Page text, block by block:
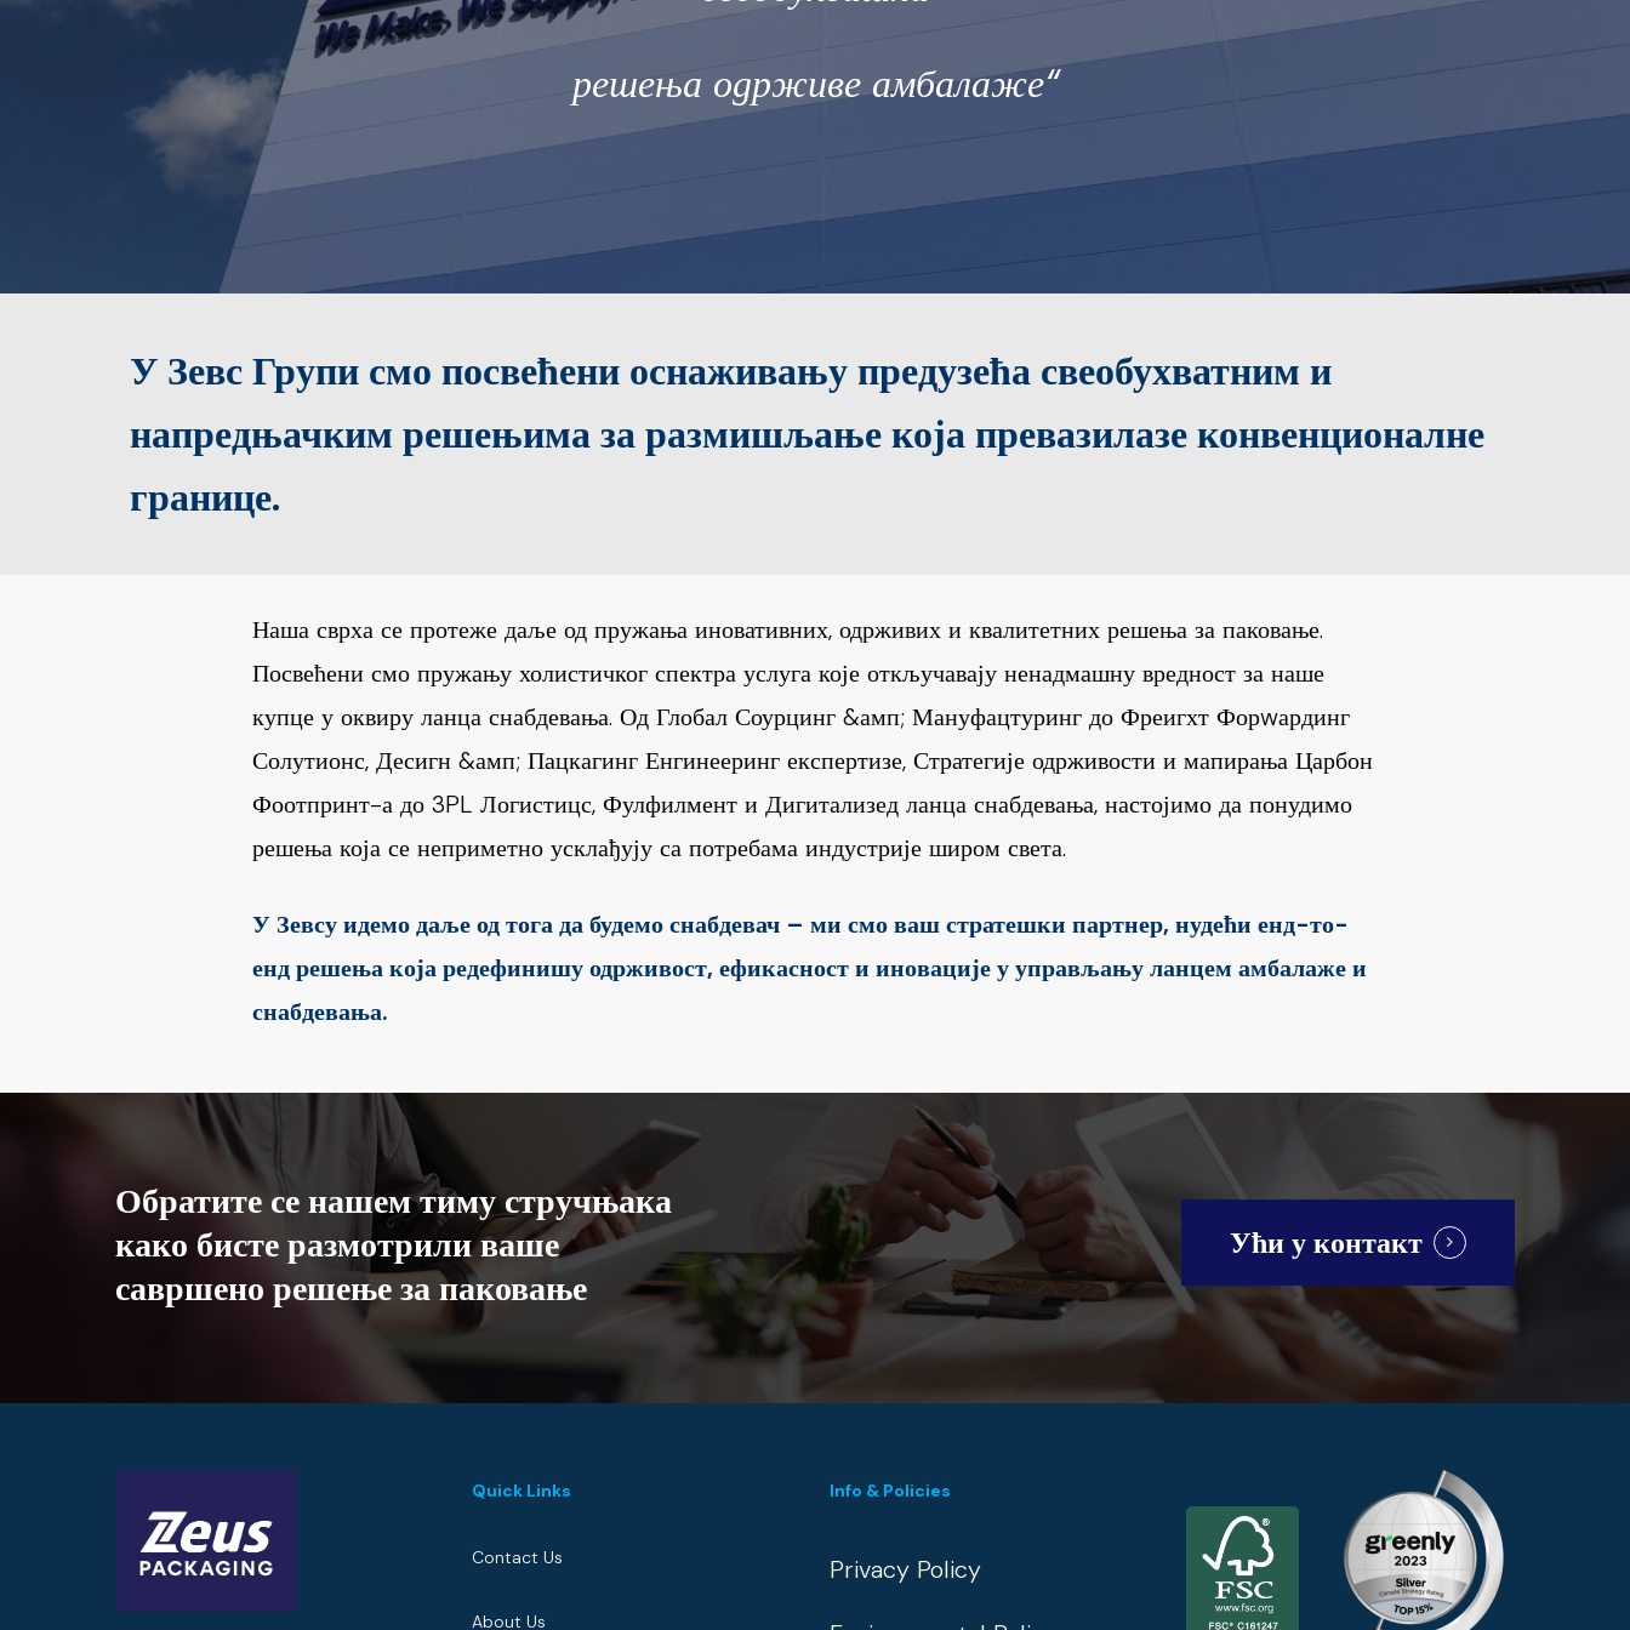
решења одрживе амбалаже“
У Зевс Групи смо посвећени оснаживању предузећа свеобухватним и
напредњачким решењима за размишљање која превазилазе конвенционалне
границе.
Наша сврха се протеже даље од пружања иновативних, одрживих и квалитетних решења за паковање.
Посвећени смо пружању холистичког спектра услуга које откључавају ненадмашну вредност за наше
купце у оквиру ланца снабдевања. Од Глобал Соурцинг &амп; Мануфацтуринг до Фреигхт Форwардинг
Солутионс, Десигн &амп; Пацкагинг Енгинееринг експертизе, Стратегије одрживости и мапирања Царбон
Фоотпринт-а до 3PL Логистицс, Фулфилмент и Дигитализед ланца снабдевања, настојимо да понудимо
решења која се неприметно усклађују са потребама индустрије широм света.
У Зевсу идемо даље од тога да будемо снабдевач – ми смо ваш стратешки партнер, нудећи енд-то-
енд решења која редефинишу одрживост, ефикасност и иновације у управљању ланцем амбалаже и
снабдевања.
Обратите сенашемтиму стручњака
како бистеразмотриливаше
савршено решењезапаковање
Ући у контакт
Quick Links
Contact Us
About Us
Info & Policies
Privacy Policy